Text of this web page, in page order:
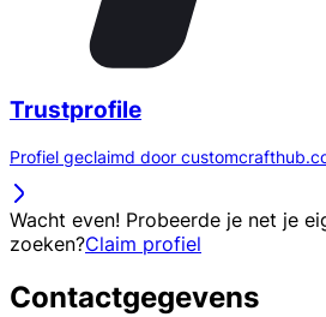
Trustprofile
Profiel geclaimd door
Wacht even! Probeerde je net je
zoeken?Claim profiel
Contactgegevens